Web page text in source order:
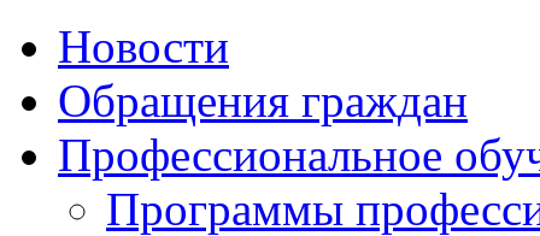
Новости
Обращения граждан
Профессиональное
Программы